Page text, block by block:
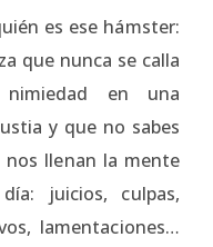
es ese hámster:
que nunca se calla
en una
y que no sabes
nos llenan la mente
juicios, culpas,
lamentaciones…